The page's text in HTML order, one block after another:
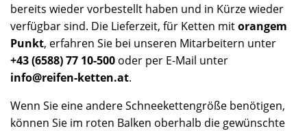
bereits wieder vorbestellt haben und in Kürze wieder
verfügbar sind. Die Lieferzeit, für Ketten mitorangem
Punkt, erfahren Sie bei unseren Mitarbeitern unter
+43 (6588) 77 10-500 oder per E-Mail unter
info@reifen-ketten.at.
Wenn Sie eine andere Schneekettengröße benötigen,
können Sie im roten Balken oberhalb die gewünschte